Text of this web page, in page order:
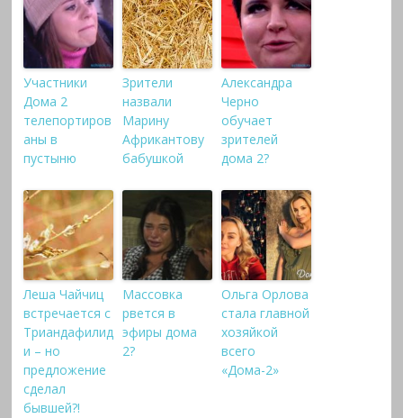
Участники
Дома 2
телепортиров
аны в
пустыню
Зрители
назвали
Марину
Африкантову
бабушкой
Александра
Черно
обучает
зрителей
дома 2?
Леша Чайчиц
встречается с
Триандафилид
и – но
предложение
сделал
бывшей?!
Массовка
рвется в
эфиры дома
2?
Ольга Орлова
стала главной
хозяйкой
всего
«Дома-2»